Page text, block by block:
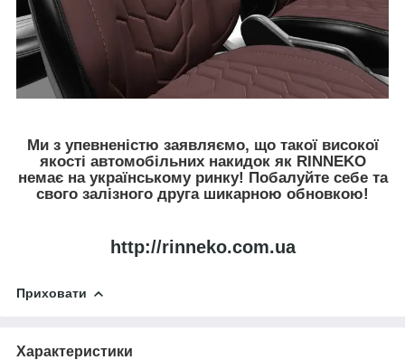
Ми з упевненістю заявляємо, що такої високої
якості автомобільних накидок як RINNEKO
немає на українському ринку! Побалуйте себе та
свого залізного друга шикарною обновкою!
http://rinneko.com.ua
Приховати
Характеристики